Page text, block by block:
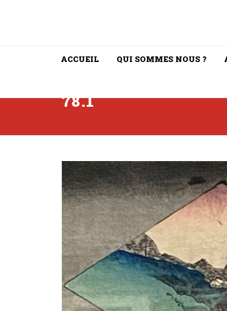
ACCUEIL QUI SOMMES NOUS ?
78.1